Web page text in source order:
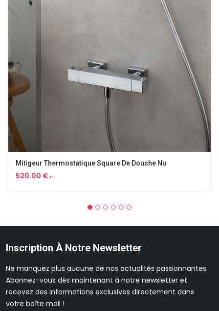
Mitigeur Thermostatique Square De Douche Nu
520.00 € HT
Inscription À Notre Newsletter
Ne manquez plus aucune de nos actualités passionnantes.
Abonnez-vous dès maintenant à notre newsletter et
recevez des informations exclusives directement dans
votre boîte mail !